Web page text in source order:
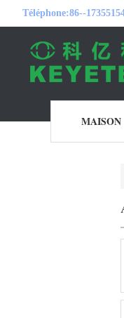
Téléphone:86--
MAISON